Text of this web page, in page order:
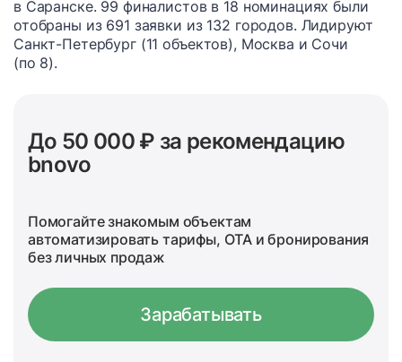
в Саранске. 99 финалистов в 18 номинациях были
отобраны из 691 заявки из 132 городов. Лидируют
Санкт-Петербург (11 объектов), Москва и Сочи
(по 8).
До 50 000 ₽ за рекомендацию
bnovo
Помогайте знакомым объектам
автоматизировать тарифы, OTA и бронирования
без личных продаж
Зарабатывать